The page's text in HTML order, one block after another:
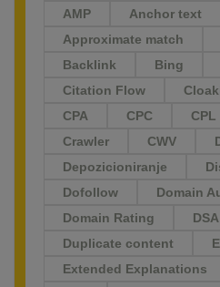
AMP
Anchor text
Approximate match
Backlink
Bing
Citation Flow
CPA
CPC CPL
Crawler
CWV
Depozicioniranje
Dofollow
Domain
Domain Rating
DSA
Duplicate content
Extended Explanations